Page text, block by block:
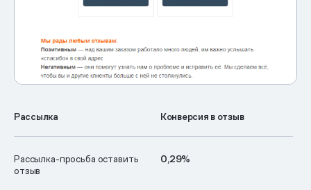
Рассылка Конверсия в отзыв
Рассылка-просьба оставить
отзыв
0,29%